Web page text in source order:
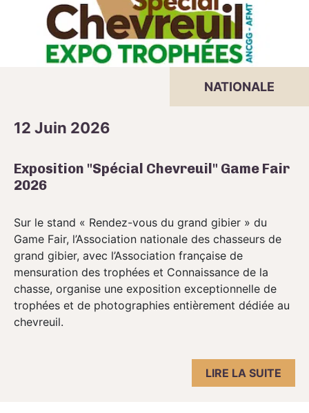
NATIONALE
12 Juin 2026
Exposition "Spécial Chevreuil" Game Fair
2026
Sur le stand « Rendez-vous du grand gibier » du
Game Fair, l’Association nationale des chasseurs de
grand gibier, avec l’Association française de
mensuration des trophées et Connaissance de la
chasse, organise une exposition exceptionnelle de
trophées et de photographies entièrement dédiée au
chevreuil.
LIRE LA SUITE